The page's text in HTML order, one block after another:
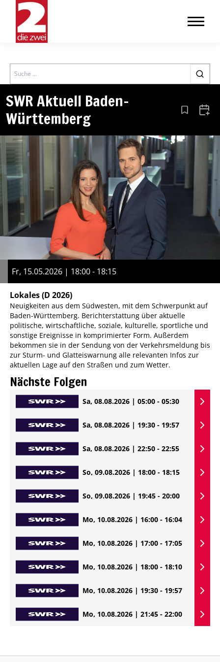
Search
SWR Aktuell Baden-
Württemberg
Aus den
Fr, 15.05.2026 | 18:00 - 18:15
Lokales(D 2026)
Neuigkeiten aus dem Südwesten, mit dem Schwerpunkt auf
Baden-Württemberg. Berichterstattung über aktuelle
politische, wirtschaftliche, soziale, kulturelle, sportliche und
sonstige Ereignisse in komprimierter Form. Außerdem
bekommen sie in der Sendung von der Verkehrsmeldung bis
zur Sturm- und Glatteiswarnung alle relevanten Infos zur
aktuellen Lage auf den Straßen und zum Wetter.
Nächste Folgen
Sa, 08.08.2026 | 05:00 - 05:30
Sa, 08.08.2026 | 19:30 - 19:57
Sa, 08.08.2026 | 22:50 - 22:55
So, 09.08.2026 | 18:00 - 18:15
So, 09.08.2026 | 19:45 - 20:00
Mo, 10.08.2026 | 16:00 - 16:04
Mo, 10.08.2026 | 17:00 - 17:05
Mo, 10.08.2026 | 18:00 - 18:10
Mo, 10.08.2026 | 19:30 - 19:57
Mo, 10.08.2026 | 21:45 - 22:00